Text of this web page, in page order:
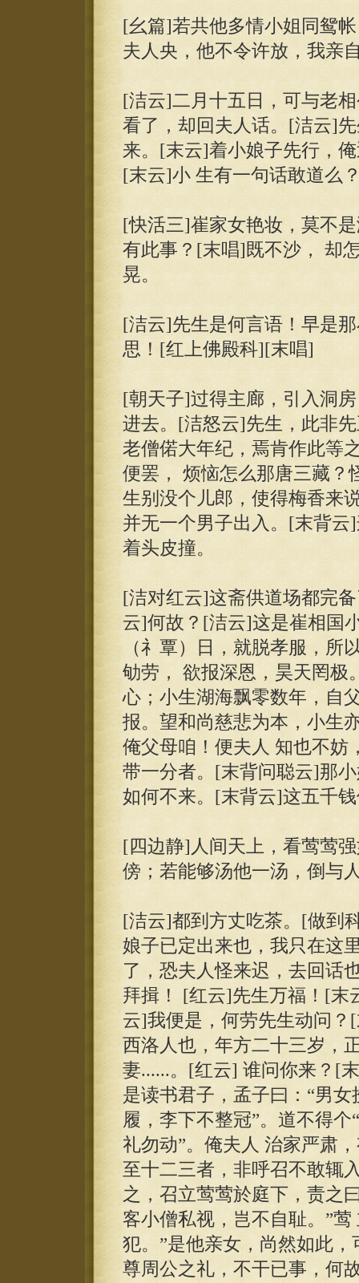
[幺篇]若共他多情小姐同鸳
夫人央，他不令许放，我亲
[洁云]二月十五日，可与老
看了，却回夫人话。[洁云]
来。[末云]着小娘子先行，
[末云]小 生有一句话敢道么
[快活三]崔家女艳妆，莫不
有此事？[末唱]既不沙， 却
晃。
[洁云]先生是何言语！早是
思！[红上佛殿科][末唱]
[朝天子]过得主廊，引入洞
进去。[洁怒云]先生，此非
老僧偌大年纪，焉肯作此等
便罢， 烦恼怎么那唐三藏？
生别没个儿郎，使得梅香来
并无一个男子出入。[末背
着头皮撞。
[洁对红云]这斋供道场都完
云]何故？[洁云]这是崔相国
（礻覃）日，就脱孝服，所
劬劳， 欲报深恩，昊天罔极
心；小生湖海飘零数年，自
报。望和尚慈悲为本，小生
俺父母咱！便夫人 知也不妨
带一分者。[末背问聪云]那
如何不来。[末背云]这五千
[四边静]人间天上，看莺莺
傍；若能够汤他一汤，倒与
[洁云]都到方丈吃茶。[做到
娘子已定出来也，我只在这
了，恐夫人怪来迟，去回话
拜揖！ [红云]先生万福！[末
云]我便是，何劳先生动问
西洛人也，年方二十三岁，
妻......。[红云] 谁问你来？[
是读书君子，孟子曰：“男
履，李下不整冠”。道不得
礼勿动”。俺夫人 治家严肃
至十二三者，非呼召不敢辄
之，召立莺莺於庭下，责之
客小僧私视，岂不自耻。”
犯。”是他亲女，尚然如此
尊周公之礼，不干已事，何